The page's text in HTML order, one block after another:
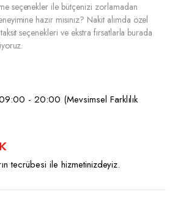
seçenekler ile bütçenizi zorlamadan
hazır mısınız? Nakit alımda özel
seçenekleri ve ekstra fırsatlarla burada
- 20:00 (Mevsimsel Farklılık
tecrübesi ile hizmetinizdeyiz.